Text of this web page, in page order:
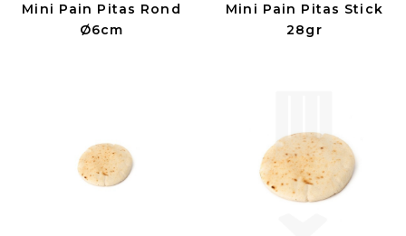
Mini Pain Pitas Rond
Ø6cm
Mini Pain Pitas Stick
28gr